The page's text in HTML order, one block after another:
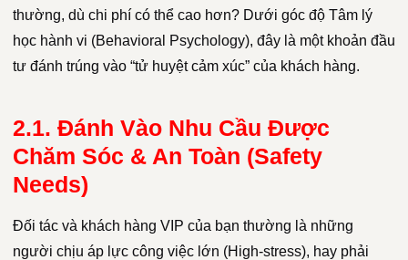
thường, dù chi phí có thể cao hơn? Dưới góc độ Tâm lý
học hành vi (Behavioral Psychology), đây là một khoản đầu
tư đánh trúng vào “tử huyệt cảm xúc” của khách hàng.
2.1. Đánh Vào Nhu Cầu Được
Chăm Sóc & An Toàn (Safety
Needs)
Đối tác và khách hàng VIP của bạn thường là những
người chịu áp lực công việc lớn (High-stress), hay phải